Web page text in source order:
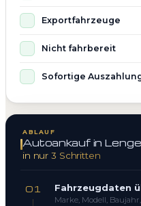
Exportfahrzeuge
Nicht fahrbereit
Sofortige
ABLAUF
Autoankauf in
in nur 3 Schritten
01 Fahrzeugdaten
Marke, Modell,